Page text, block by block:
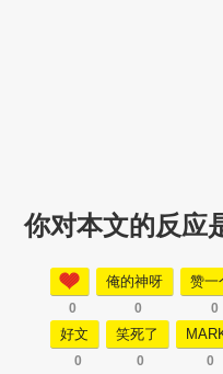
你对本文的反应
0
俺的神呀
0
赞一
0
好文
0
笑死了
0 0